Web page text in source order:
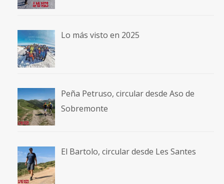
Lo más visto en 2025
Peña Petruso, circular desde Aso de
Sobremonte
El Bartolo, circular desde Les Santes